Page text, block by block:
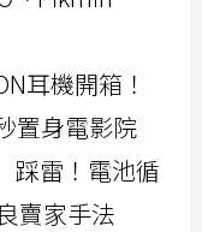
耳機開箱！
置身電影院
踩雷！電池循
賣家手法